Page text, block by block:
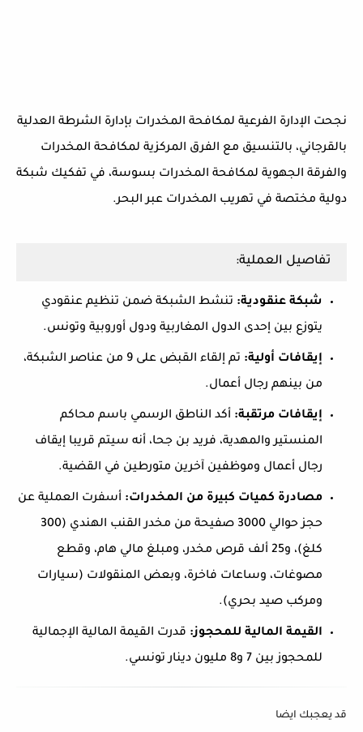
نجحت الإدارة الفرعية لمكافحة المخدرات بإدارة الشرطة العدلية
بالقرجاني، بالتنسيق مع الفرق المركزية لمكافحة المخدرات
والفرقة الجهوية لمكافحة المخدرات بسوسة، في تفكيك شبكة
دولية مختصة في تهريب المخدرات عبر البحر.
تفاصيل العملية:
شبكة عنقودية: تنشط الشبكة ضمن تنظيم عنقودي
يتوزع بين إحدى الدول المغاربية ودول أوروبية وتونس.
إيقافات أولية:
تم إلقاء القبض على 9 من عناصر الشبكة،
من بينهم رجال أعمال.
إيقافات مرتقبة: أكد الناطق الرسمي باسم محاكم
المنستير والمهدية، فريد بن جحا، أنه سيتم قريبا إيقاف
رجال أعمال وموظفين آخرين متورطين في القضية.
مصادرة كميات كبيرة من المخدرات: أسفرت العملية عن
حجز حوالي 3000 صفيحة من مخدر القنب الهندي (300
كلغ)، و25 ألف قرص مخدر، ومبلغ مالي هام، وقطع
مصوغات، وساعات فاخرة، وبعض المنقولات (سيارات
ومركب صيد بحري).
القيمة المالية للمحجوز: قدرت القيمة المالية الإجمالية
للمحجوز بين 7 و8 مليون دينار تونسي.
قد يعجبك ايضا